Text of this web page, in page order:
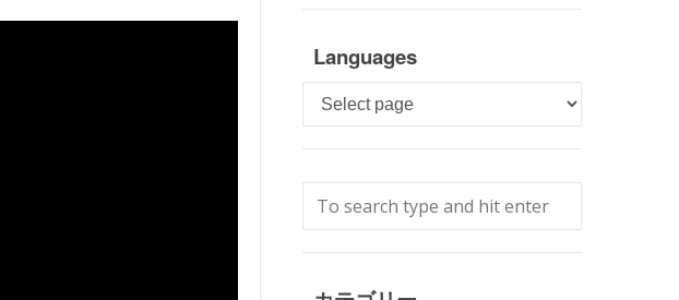
Languages
Languages